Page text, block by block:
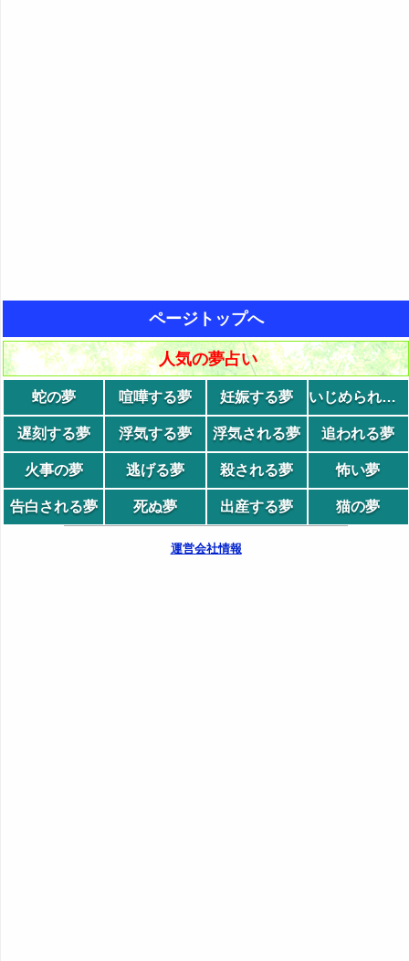
ページトップへ
人気の夢占い
蛇の夢 喧嘩する夢 妊娠する夢 いじめられる夢
遅刻する夢 浮気する夢 浮気される夢 追われる夢
火事の夢 逃げる夢 殺される夢 怖い夢
告白される夢 死ぬ夢 出産する夢 猫の夢
運営会社情報